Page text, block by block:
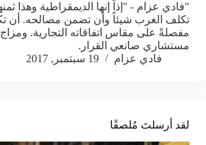
"فادي عزام - "إذاً إنها الديمقراطية وهذا
تكلف الغرب شيئاً وأن تضمن مصالحه. أن
مفصلةً على مقاس اتفاقاته التجارية. ومزاج
مستشاري صانعي القرار.
فادي عزام
19 سبتمبر, 2017
لقد أرسلتَ مُلصقًا